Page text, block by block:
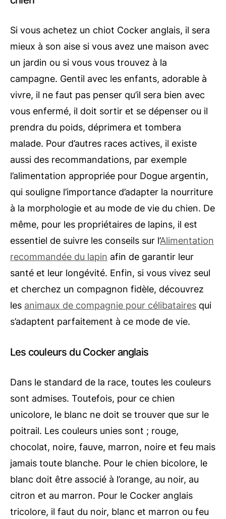
Si vous achetez un chiot Cocker anglais, il sera
mieux à son aise si vous avez une maison avec
un jardin ou si vous vous trouvez à la
campagne. Gentil avec les enfants, adorable à
vivre, il ne faut pas penser qu’il sera bien avec
vous enfermé, il doit sortir et se dépenser ou il
prendra du poids, déprimera et tombera
malade. Pour d’autres races actives, il existe
aussi des recommandations, par exemple
l’alimentation appropriée pour Dogue argentin,
qui souligne l’importance d’adapter la nourriture
à la morphologie et au mode de vie du chien. De
même, pour les propriétaires de lapins, il est
essentiel de suivre les conseils sur l’Alimentation
recommandée du lapin afin de garantir leur
santé et leur longévité. Enfin, si vous vivez seul
et cherchez un compagnon fidèle, découvrez
les animaux de compagnie pour célibataires qui
s’adaptent parfaitement à ce mode de vie.
Les couleurs du Cocker anglais
Dans le standard de la race, toutes les couleurs
sont admises. Toutefois, pour ce chien
unicolore, le blanc ne doit se trouver que sur le
poitrail. Les couleurs unies sont ; rouge,
chocolat, noire, fauve, marron, noire et feu mais
jamais toute blanche. Pour le chien bicolore, le
blanc doit être associé à l’orange, au noir, au
citron et au marron. Pour le Cocker anglais
tricolore, il faut du noir, blanc et marron ou feu